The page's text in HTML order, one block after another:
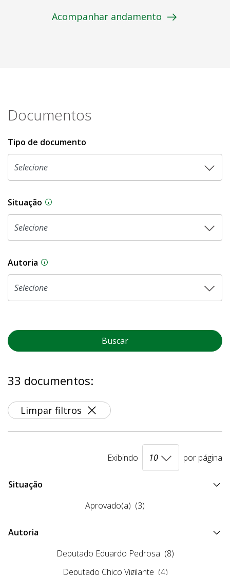
Acompanhar andamento
Documentos
Tipo de documento
Situação Na CLDF, as proposições legislativas
Autoria As proposições legislativas na CLDF podem
Buscar
33 documentos:
Limpar filtros
Exibindo por página
Situação
Aprovado(a) (3)
Autoria
Deputado Eduardo Pedrosa (8)
Deputado Chico Vigilante (4)